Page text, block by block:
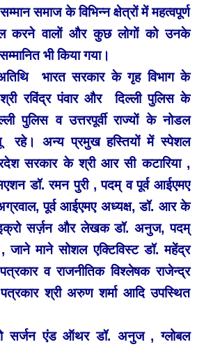
समाज के विभिन्न क्षेत्रों में महत्वपूर्ण
करने वालों और कुछ लोगों को उनके
भी किया गया।
भारत सरकार के गृह विभाग के
रविंद्र पंवार और दिल्ली पुलिस के
पुलिस व उत्तरपूर्वी राज्यों के नोडल
रहे। अन्य प्रमुख हस्तियों में स्पेशल
सरकार के श्री आर सी कटारिया ,
डॉ. रमन पुरी , पदम् व पूर्व आईएमए
पूर्व आईएमए अध्यक्ष, डॉ. आर के
सर्ज़न और लेखक डॉ. अनुज, पदम्
माने सोशल एक्टिविस्ट डॉ. महेंद्र
व राजनीतिक विश्लेषक राजेन्द्र
पत्रकार श्री अरुण शर्मा आदि उपस्थित
सर्जन एंड ऑथर डॉ. अनुज , ग्लोबल